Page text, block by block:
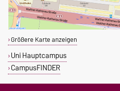
Größere Karte anzeigen
Uni Hauptcampus
CampusFINDER